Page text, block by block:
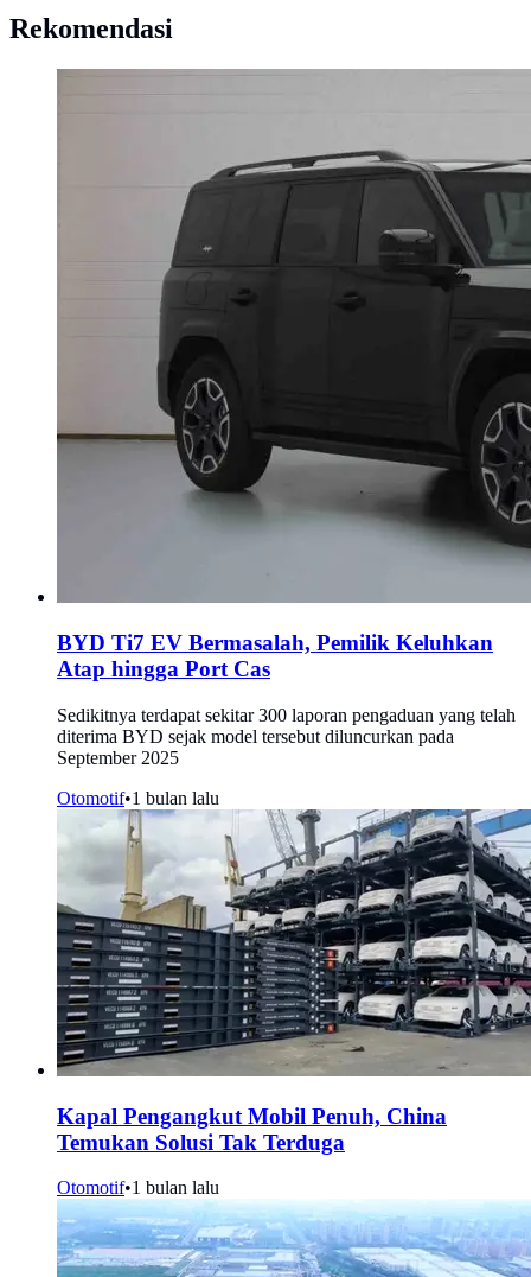
Rekomendasi
BYD Ti7 EV Bermasalah, Pemilik Keluhkan
Atap hingga Port Cas
Sedikitnya terdapat sekitar 300 laporan pengaduan yang telah
diterima BYD sejak model tersebut diluncurkan pada
September 2025
Otomotif•1 bulan lalu
Kapal Pengangkut Mobil Penuh, China
Temukan Solusi Tak Terduga
Otomotif•1 bulan lalu